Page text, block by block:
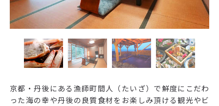
京都・丹後にある漁師町間人（たいざ）で鮮度にこだわ
った海の幸や丹後の良質食材をお楽しみ頂ける観光やビ